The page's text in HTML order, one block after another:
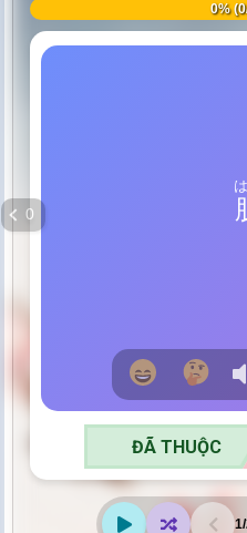
0%
ĐÃ THUỘC
手
てい
ĐÃ
1/
0